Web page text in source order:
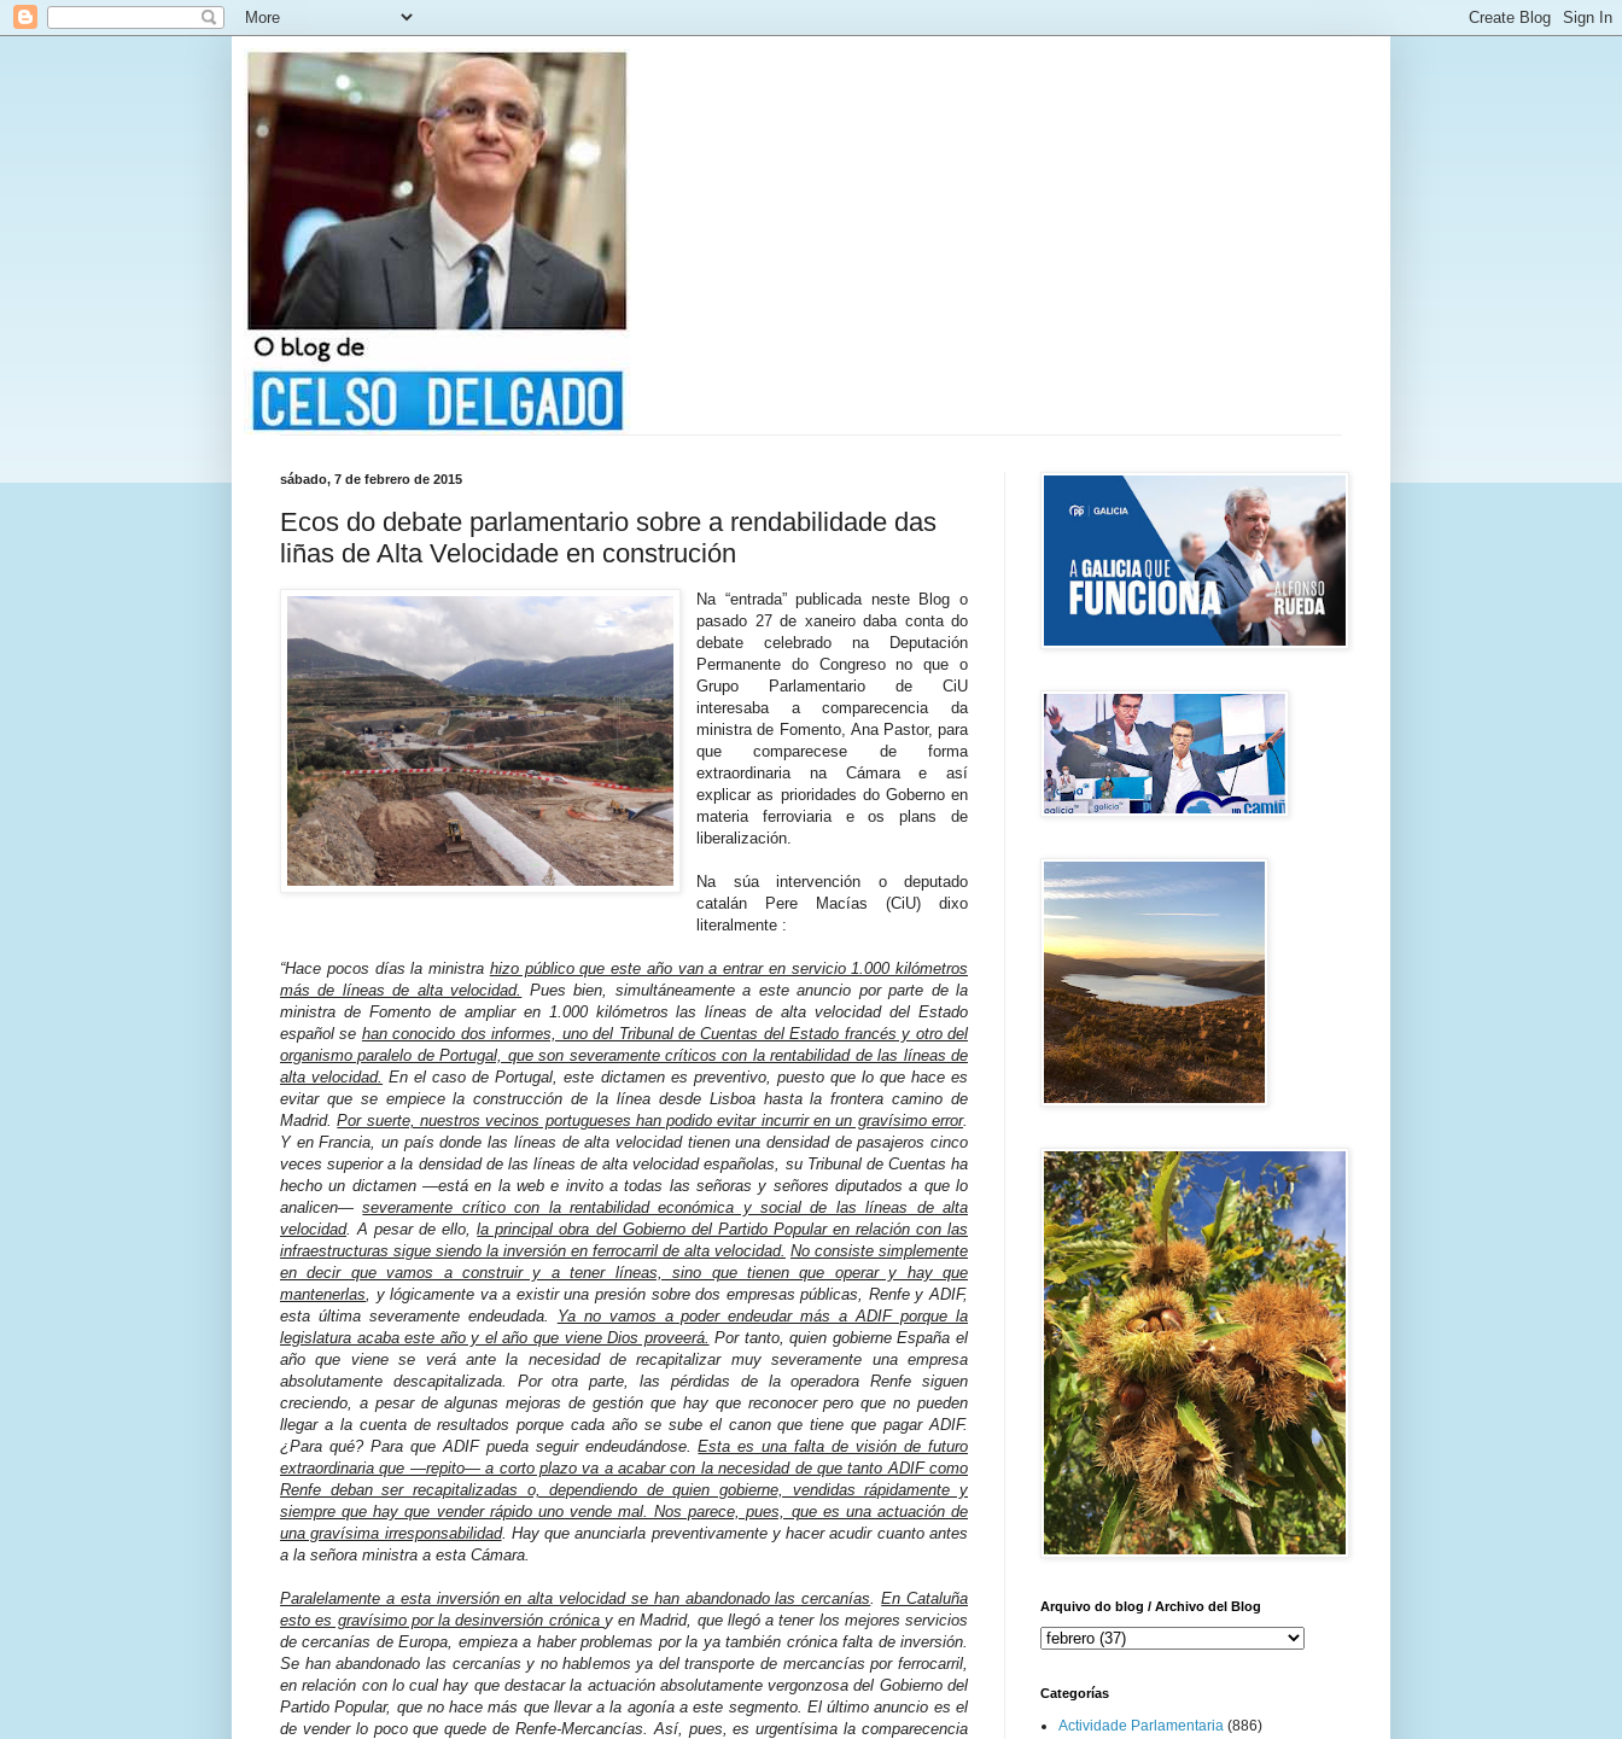
sábado, 7 de febrero de 2015
Ecos do debate parlamentario sobre a rendabilidade das
liñas de Alta Velocidade en construción
Na “entrada” publicada neste Blog o
pasado 27 de xaneiro daba conta do
debate celebrado na Deputación
Permanente do Congreso no que o
Grupo Parlamentario de CiU
interesaba a comparecencia da
ministra de Fomento, Ana Pastor, para
que comparecese de forma
extraordinaria na Cámara e así
explicar as prioridades do Goberno en
materia ferroviaria e os plans de
liberalización.
Na súa intervención o deputado
catalán Pere Macías (CiU) dixo
literalmente :
“Hace pocos días la ministra hizo público que este año van a entrar en servicio 1.000 kilómetros
más de líneas de alta velocidad.
Pues bien, simultáneamente a este anuncio por parte de la
ministra de Fomento de ampliar en 1.000 kilómetros las líneas de alta velocidad del Estado
español se han conocido dos informes, uno del Tribunal de Cuentas del Estado francés y otro del
organismo paralelo de Portugal, que son severamente críticos con la rentabilidad de las líneas de
alta velocidad. En el caso de Portugal, este dictamen es preventivo, puesto que lo que hace es
evitar que se empiece la construcción de la línea desde Lisboa hasta la frontera camino de
Madrid.Por suerte, nuestros vecinos portugueses han podido evitar incurrir en un gravísimo error.
Y en Francia, un país donde las líneas de alta velocidad tienen una densidad de pasajeros cinco
veces superior a la densidad de las líneas de alta velocidad españolas, su Tribunal de Cuentas ha
hecho un dictamen —está en la web e invito a todas las señoras y señores diputados a que lo
analicen—severamente crítico con la rentabilidad económica y social de las líneas de alta
velocidad. A pesar de ello,la principal obra del Gobierno del Partido Popular en relación con las
infraestructuras sigue siendo la inversión en ferrocarril de alta velocidad. No consiste simplemente
en decir que vamos a construir y a tener líneas, sino que tienen que operar y hay que
mantenerlas , y lógicamente va a existir una presión sobre dos empresas públicas, Renfe y ADIF,
esta última severamente endeudada. Ya no vamos a poder endeudar más a ADIF porque la
legislatura acaba este año y el año que viene Dios proveerá. Por tanto, quien gobierne España el
año que viene se verá ante la necesidad de recapitalizar muy severamente una empresa
absolutamente descapitalizada. Por otra parte, las pérdidas de la operadora Renfe siguen
creciendo, a pesar de algunas mejoras de gestión que hay que reconocer pero que no pueden
llegar a la cuenta de resultados porque cada año se sube el canon que tiene que pagar ADIF.
¿Para qué? Para que ADIF pueda seguir endeudándose.Esta es una falta de visión de futuro
extraordinaria que —repito— a corto plazo va a acabar con la necesidad de que tanto ADIF como
Renfe deban ser recapitalizadas o, dependiendo de quien gobierne, vendidas rápidamente y
siempre que hay que vender rápido uno vende mal. Nos parece, pues, que es una actuación de
una gravísima irresponsabilidad. Hay que anunciarla preventivamente y hacer acudir cuanto antes
a la señora ministra a esta Cámara.
Paralelamente a esta inversión en alta velocidad se han abandonado las cercanías .En Cataluña
esto es gravísimo por la desinversión crónica y en Madrid, que llegó a tener los mejores servicios
de cercanías de Europa, empieza a haber problemas por la ya también crónica falta de inversión.
Se han abandonado las cercanías y no hablemos ya del transporte de mercancías por ferrocarril,
en relación con lo cual hay que destacar la actuación absolutamente vergonzosa del Gobierno del
Partido Popular, que no hace más que llevar a la agonía a este segmento. El último anuncio es el
de vender lo poco que quede de Renfe-Mercancías. Así, pues, es urgentísima la comparecencia
Arquivo do blog / Archivo del Blog
Categorías
Actividade Parlamentaria (886)